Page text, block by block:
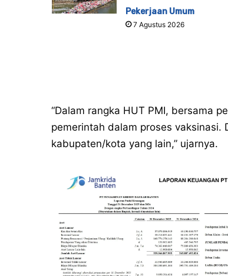
Pekerjaan Umum
7 Agustus 2026
“Dalam rangka HUT PMI, bersama
pemerintah dalam proses vaksinasi.
kabupaten/kota yang lain,” ujarnya.